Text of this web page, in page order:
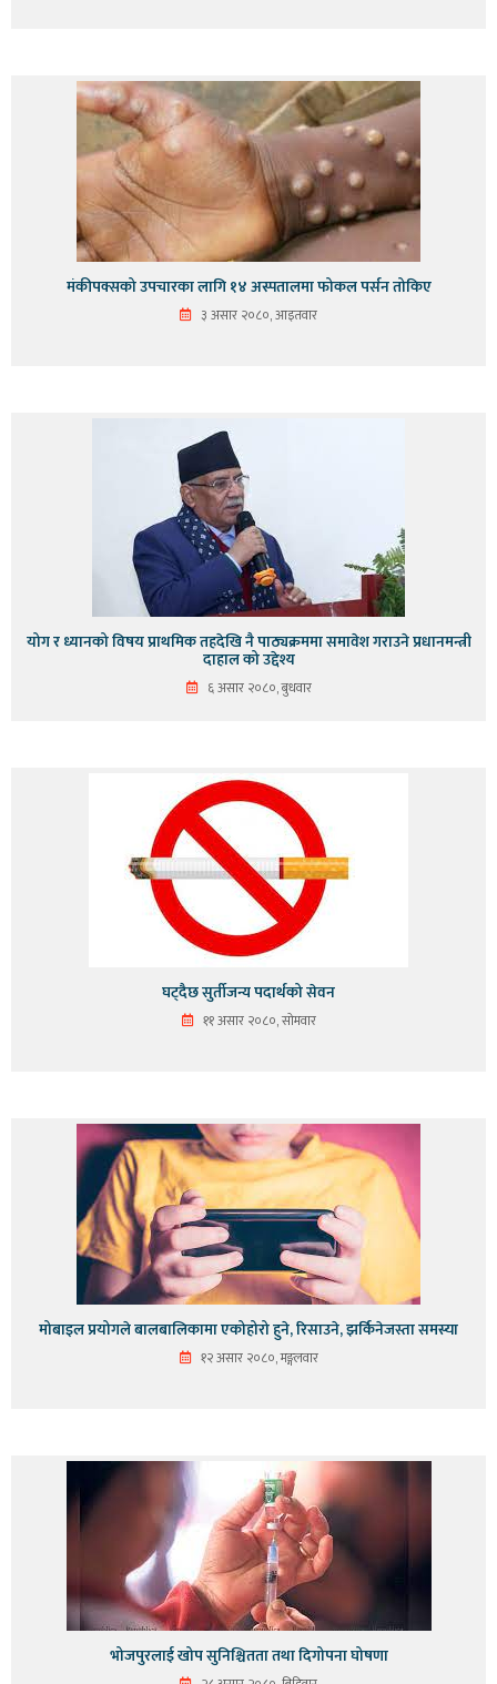
मंकीपक्सको उपचारका लागि १४ अस्पतालमा फोकल पर्सन तोकिए
३ असार २०८०, आइतवार
योग र ध्यानको विषय प्राथमिक तहदेखि नै पाठ्यक्रममा समावेश गराउने प्रधानमन्त्री
दाहाल को उद्देश्य
६ असार २०८०, बुधवार
घट्दैछ सुर्तीजन्य पदार्थको सेवन
११ असार २०८०, सोमवार
मोबाइल प्रयोगले बालबालिकामा एकोहोरो हुने, रिसाउने, झर्किनेजस्ता समस्या
१२ असार २०८०, मङ्गलवार
भोजपुरलाई खोप सुनिश्चितता तथा दिगोपना घोषणा